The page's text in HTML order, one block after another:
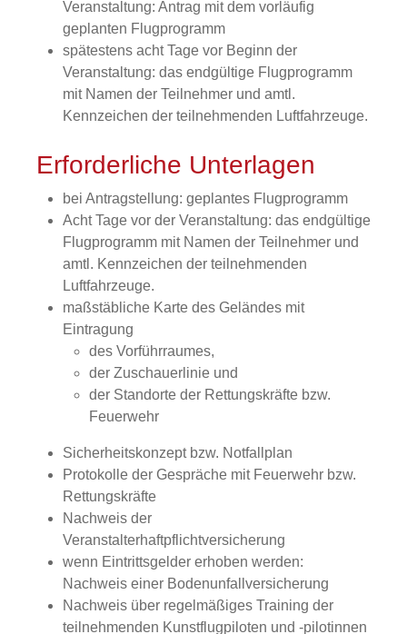
Veranstaltung: Antrag mit dem vorläufig
geplanten Flugprogramm
spätestens acht Tage vor Beginn der
Veranstaltung: das endgültige Flugprogramm
mit Namen der Teilnehmer und amtl.
Kennzeichen der teilnehmenden Luftfahrzeuge.
Erforderliche Unterlagen
bei Antragstellung: geplantes Flugprogramm
Acht Tage vor der Veranstaltung: das endgültige
Flugprogramm mit Namen der Teilnehmer und
amtl. Kennzeichen der teilnehmenden
Luftfahrzeuge.
maßstäbliche Karte des Geländes mit
Eintragung
des Vorführraumes,
der Zuschauerlinie und
der Standorte der Rettungskräfte bzw.
Feuerwehr
Sicherheitskonzept bzw. Notfallplan
Protokolle der Gespräche mit Feuerwehr bzw.
Rettungskräfte
Nachweis der
Veranstalterhaftpflichtversicherung
wenn Eintrittsgelder erhoben werden:
Nachweis einer Bodenunfallversicherung
Nachweis über regelmäßiges Training der
teilnehmenden Kunstflugpiloten und -pilotinnen